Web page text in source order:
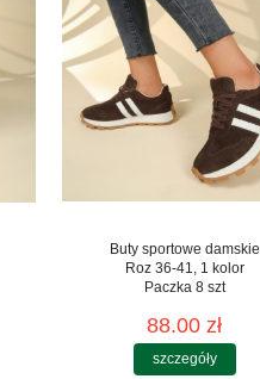
Buty sportowe damskie
Roz 36-41, 1 kolor
Paczka 8 szt
88.00 zł
szczegóły